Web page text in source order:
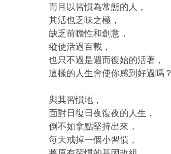
而且以習慣為常態的人，
其活也乏味之極，
缺乏前瞻性和創意，
縱使活過百載，
也只不過是週而復始的活著，
這樣的人生會使你感到好過嗎？
與其習慣地，
面對日復日夜復夜的人生，
倒不如拿點堅持出來，
每天戒掉一個小習慣，